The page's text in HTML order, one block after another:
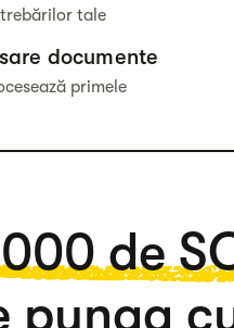
tale
documente
primele
de
punga